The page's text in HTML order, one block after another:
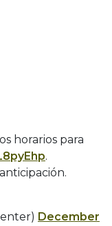
horarios para
.
December